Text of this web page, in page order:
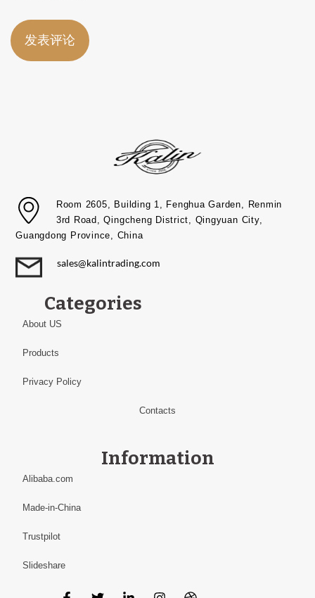
Room 2605, Building 1, Fenghua Garden, Renmin
3rd Road, Qingcheng District, Qingyuan City,
Guangdong Province, China​
sales@kalintrading.com
Categories
About US
Products
Privacy Policy
Contacts
Information
Alibaba.com
Made-in-China
Trustpilot
Slideshare